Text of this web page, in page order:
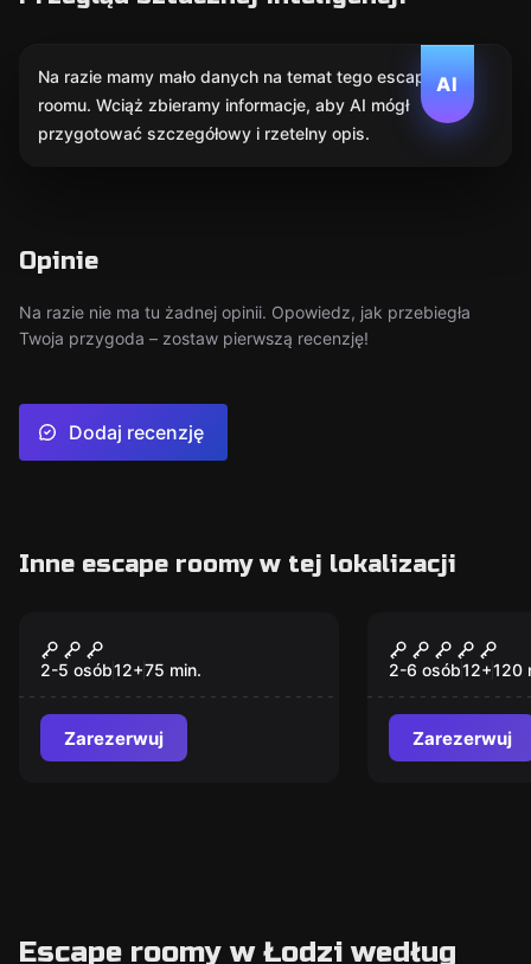
AI
Na razie mamy mało danych na temat tego escape
roomu. Wciąż zbieramy informacje, aby AI mógł
przygotować szczegółowy i rzetelny opis.
Opinie
Na razie nie ma tu żadnej opinii. Opowiedz, jak przebiegła
Twoja przygoda – zostaw pierwszą recenzję!
Dodaj recenzję
Inne escape roomy w tej lokalizacji
Misja Neffo
2-5 osób12+75 min.
Zarezerwuj
Hipnoza
2-6 osób12+120
Zarezerwuj
Escape roomy w Łodzi według